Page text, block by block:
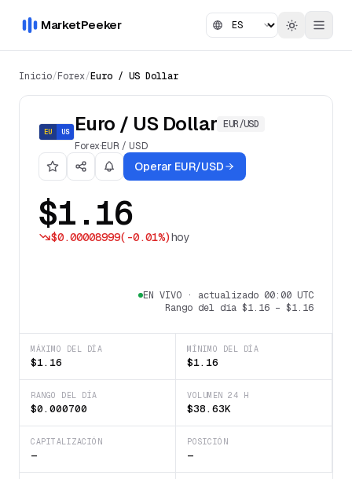
MarketPeeker
Inicio/Forex/Euro / US Dollar
EU US Euro / US Dollar EUR/USD
Forex·EUR / USD
Operar EUR/USD
$1.16
$0.00008999( -0.01%)hoy
EN VIVO ·
actualizado 00:00 UTC
Rango del día $1.16 – $1.16
MÁXIMO DEL DÍA
$1.16
MÍNIMO DEL DÍA
$1.16
RANGO DEL DÍA
$0.000700
VOLUMEN 24 H
$38.63K
CAPITALIZACIÓN
—
POSICIÓN
—